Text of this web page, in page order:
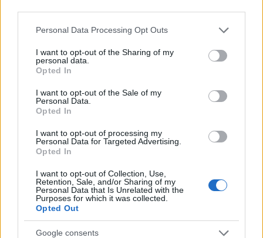
Please note that this website/app uses one or more Google
not limited to your visit or usage behaviour. You may click to
grant or deny consent to Google and its third-party tags to
use your data for below specified purposes in below Google
consent section.
Personal Data Processing Opt Outs
I want to opt-out of the Sharing of my
personal data.
Opted In
I want to opt-out of the Sale of my
Personal Data.
Opted In
I want to opt-out of processing my
Personal Data for Targeted Advertising.
Opted In
I want to opt-out of Collection, Use,
Retention, Sale, and/or Sharing of my
Personal Data that Is Unrelated with the
Purposes for which it was collected.
Opted Out
Google consents
ICA Milano presenta mostre, concerti e letture per
l’autunno 2026
NEWS E ATTUALITÀ